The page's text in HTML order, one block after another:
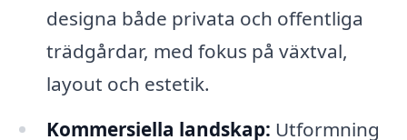
designa både privata och offentliga
trädgårdar, med fokus på växtval,
layout och estetik.
Kommersiella landskap: Utformning